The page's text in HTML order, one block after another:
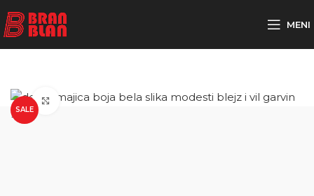
MENI
SALE
Click to enlarge